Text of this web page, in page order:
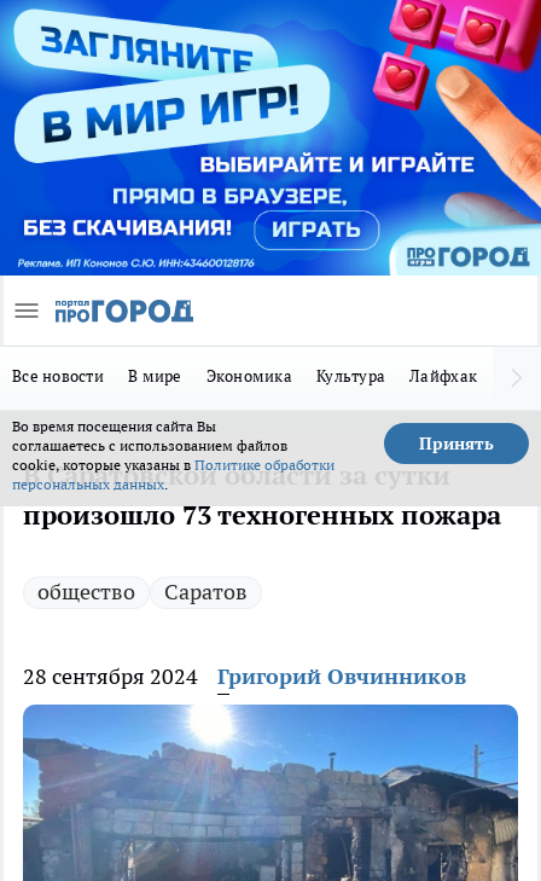
Все новости В мире Экономика Культура Лайфхак
Во время посещения сайта Вы
соглашаетесь с использованием файлов
cookie, которые указаны в Политике обработки
персональных данных.
Принять
В Саратовской области за сутки
произошло 73 техногенных пожара
общество Саратов
28 сентября 2024 Григорий Овчинников